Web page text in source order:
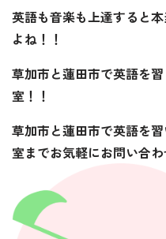
英語も音楽も上達すると
よね！！
草加市と蓮田市で英語を
室！！
草加市と蓮田市で英語を
室までお気軽にお問い合わ